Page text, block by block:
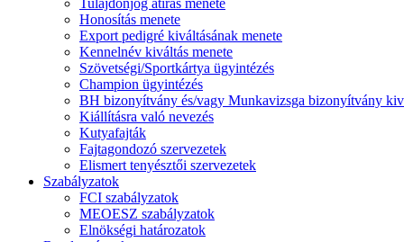
Tulajdonjog átírás menete
Honosítás menete
Export pedigré kiváltásának menete
Kennelnév kiváltás menete
Szövetségi/Sportkártya ügyintézés
Champion ügyintézés
BH bizonyítvány és/vagy Munkavizsga bizonyítvány
Kiállításra való nevezés
Kutyafajták
Fajtagondozó szervezetek
Elismert tenyésztői szervezetek
Szabályzatok
FCI szabályzatok
MEOESZ szabályzatok
Elnökségi határozatok